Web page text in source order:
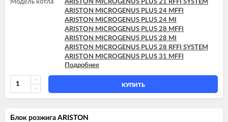
Модель котла
ARISTON MICROGENUS PLUS 21 RFFI SYSTEM
ARISTON MICROGENUS PLUS 24 MFFI
ARISTON MICROGENUS PLUS 24 MI
ARISTON MICROGENUS PLUS 28 MFFI
ARISTON MICROGENUS PLUS 28 MI
ARISTON MICROGENUS PLUS 28 RFFI SYSTEM
ARISTON MICROGENUS PLUS 31 MFFI
ARISTON MICROGENUS PLUS 31 RFFI SYSTEM
ARISTON MICROGENUS PLUS 31 RI SYSTEM
ARISTON MICROGENUS PLUS 31 RI SYSTEM
ARISTON TX 23 MFFI
Подробнее
КУПИТЬ
Блок розжига ARISTON